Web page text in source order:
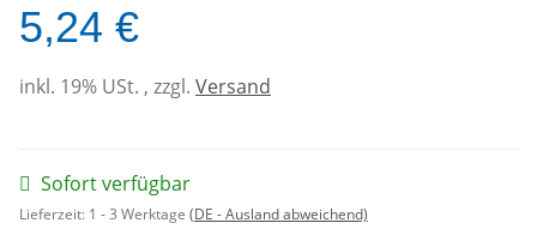
5,24 €
inkl. 19% USt. , zzgl. Versand
Sofort verfügbar
Lieferzeit: 1 - 3 Werktage (DE - Ausland abweichend)